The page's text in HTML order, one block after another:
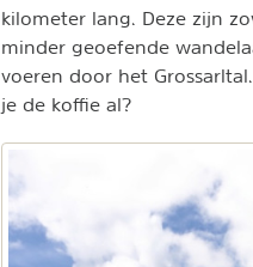
kilometer lang. Deze zijn
minder geoefende
voeren door het
je de koffie al?